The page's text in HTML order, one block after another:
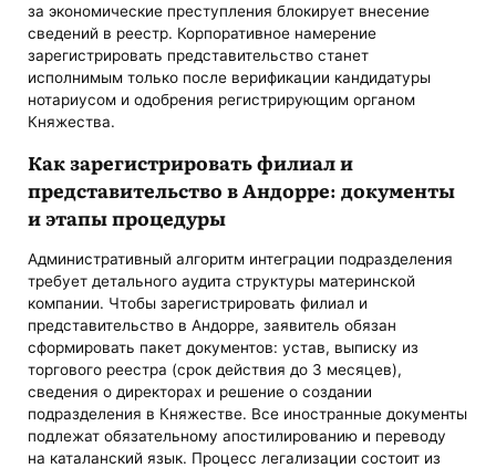
за экономические преступления блокирует внесение
сведений в реестр. Корпоративное намерение
зарегистрировать представительство станет
исполнимым только после верификации кандидатуры
нотариусом и одобрения регистрирующим органом
Княжества.
Как зарегистрировать филиал и
представительство в Андорре: документы
и этапы процедуры
Административный алгоритм интеграции подразделения
требует детального аудита структуры материнской
компании. Чтобы зарегистрировать филиал и
представительство в Андорре, заявитель обязан
сформировать пакет документов: устав, выписку из
торгового реестра (срок действия до 3 месяцев),
сведения о директорах и решение о создании
подразделения в Княжестве. Все иностранные документы
подлежат обязательному апостилированию и переводу
на каталанский язык. Процесс легализации состоит из